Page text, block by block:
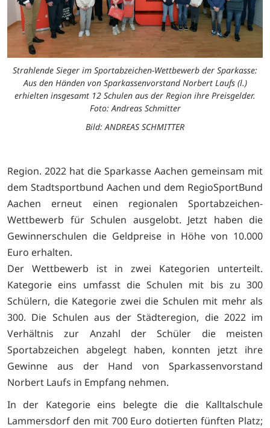
Strahlende Sieger im Sportabzeichen-Wettbewerb der Sparkasse:
Aus den Händen von Sparkassenvorstand Norbert Laufs (l.)
erhielten insgesamt 12 Schulen aus der Region ihre Preisgelder.
Foto: Andreas Schmitter
Bild: ANDREAS SCHMITTER
Region. 2022 hat die Sparkasse Aachen gemeinsam mit
dem Stadtsportbund Aachen und dem RegioSportBund
Aachen erneut einen regionalen Sportabzeichen-
Wettbewerb für Schulen ausgelobt. Jetzt haben die
Gewinnerschulen die Geldpreise in Höhe von 10.000
Euro erhalten.
Der Wettbewerb ist in zwei Kategorien unterteilt.
Kategorie eins umfasst die Schulen mit bis zu 300
Schülern, die Kategorie zwei die Schulen mit mehr als
300. Die Schulen aus der Städteregion, die 2022 im
Verhältnis zur Anzahl der Schüler die meisten
Sportabzeichen abgelegt haben, konnten jetzt ihre
Gewinne aus der Hand von Sparkassenvorstand
Norbert Laufs in Empfang nehmen.
In der Kategorie eins belegte die die Kalltalschule
Lammersdorf den mit 700 Euro dotierten fünften Platz;